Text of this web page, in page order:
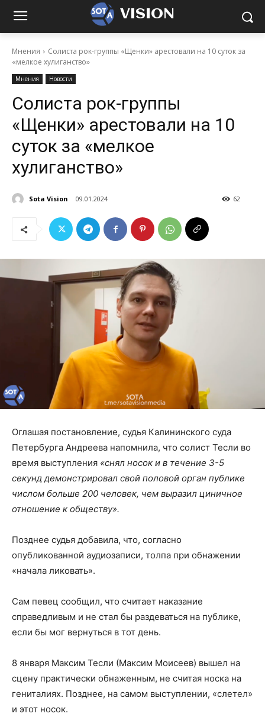
VISION
Мнения
Солиста рок-группы «Щенки» арестовали на 10 суток за
«мелкое хулиганство»
Мнения Новости
Солиста рок-группы
«Щенки» арестовали на 10
суток за «мелкое
хулиганство»
Sota Vision 09.01.2024 62
Оглашая постановление, судья Калининского суда
Петербурга Андреева напомнила, что солист Тесли во
время выступления «снял носок и в течение 3-5
секунд демонстрировал свой половой орган публике
числом больше 200 человек, чем выразил циничное
отношение к обществу».
Позднее судья добавила, что, согласно
опубликованной аудиозаписи, толпа при обнажении
«начала ликовать».
Сам певец сообщил, что считает наказание
справедливым и не стал бы раздеваться на публике,
если бы мог вернуться в тот день.
8 января Максим Тесли (Максим Моисеев) вышел на
сцену практически обнаженным, не считая носка на
гениталиях. Позднее, на самом выступлении, «слетел»
и этот носок.